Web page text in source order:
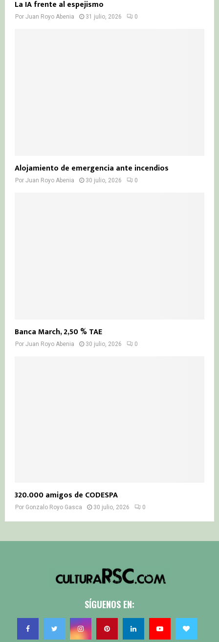
La IA frente al espejismo
Por Juan Royo Abenia 31 julio, 2026 0
Alojamiento de emergencia ante incendios
Por Juan Royo Abenia 30 julio, 2026 0
Banca March, 2,50 % TAE
Por Juan Royo Abenia 30 julio, 2026 0
320.000 amigos de CODESPA
Por Gonzalo Royo Gasca 30 julio, 2026 0
SÍGUENOS EN: